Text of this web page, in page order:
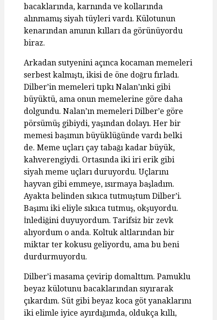
bacaklarında, karnında ve kollarında
alınmamış siyah tüyleri vardı. Külotunun
kenarından amının kılları da görünüyordu
biraz.
Arkadan sutyenini açınca kocaman memeleri
serbest kalmıştı, ikisi de öne doğru fırladı.
Dilber’in memeleri tıpkı Nalan’ınki gibi
büyüktü, ama onun memelerine göre daha
dolgundu. Nalan’ın memeleri Dilber’e göre
pörsümüş gibiydi, yaşından dolayı. Her bir
memesi başımın büyüklüğünde vardı belki
de. Meme uçları çay tabağı kadar büyük,
kahverengiydi. Ortasında iki iri erik gibi
siyah meme uçları duruyordu. Uçlarını
hayvan gibi emmeye, ısırmaya başladım.
Ayakta belinden sıkıca tutmuştum Dilber’i.
Başımı iki eliyle sıkıca tutmuş, okşuyordu.
İnlediğini duyuyordum. Tarifsiz bir zevk
alıyordum o anda. Koltuk altlarından bir
miktar ter kokusu geliyordu, ama bu beni
durdurmuyordu.
Dilber’i masama çevirip domalttım. Pamuklu
beyaz külotunu bacaklarından sıyırarak
çıkardım. Süt gibi beyaz koca göt yanaklarını
iki elimle iyice ayırdığımda, oldukça kıllı,